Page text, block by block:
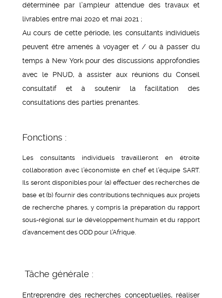
déterminée par l’ampleur attendue des travaux et
livrables entre mai 2020 et mai 2021 ;
Au cours de cette période, les consultants individuels
peuvent être amenés à voyager et / ou à passer du
temps à New York pour des discussions approfondies
avec le PNUD, à assister aux réunions du Conseil
consultatif et à soutenir la facilitation des
consultations des parties prenantes.
Fonctions :
Les consultants individuels travailleront en étroite
collaboration avec l’économiste en chef et l’équipe SART.
Ils seront disponibles pour (a) effectuer des recherches de
base et (b) fournir des contributions techniques aux projets
de recherche phares, y compris la préparation du rapport
sous-régional sur le développement humain et du rapport
d’avancement des ODD pour l’Afrique.
Tâche générale :
Entreprendre des recherches conceptuelles, réaliser